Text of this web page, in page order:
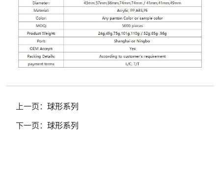
上一页： 球形系列
下一页： 球形系列